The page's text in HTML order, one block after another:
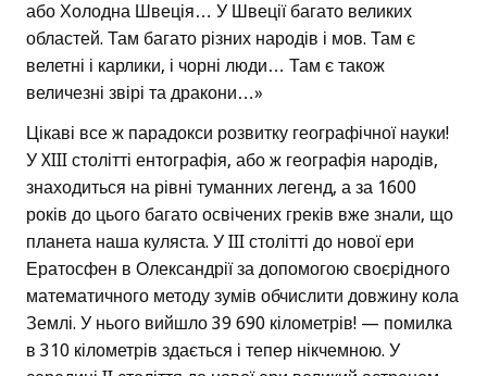
або Холодна Швеція… У Швеції багато великих
областей. Там багато різних народів і мов. Там є
велетні і карлики, і чорні люди… Там є також
величезні звірі та дракони…»
Цікаві все ж парадокси розвитку географічної науки!
У XIII столітті ентографія, або ж географія народів,
знаходиться на рівні туманних легенд, а за 1600
років до цього багато освічених греків вже знали, що
планета наша куляста. У III столітті до нової ери
Ератосфен в Олександрії за допомогою своєрідного
математичного методу зумів обчислити довжину кола
Землі. У нього вийшло 39 690 кілометрів! — помилка
в 310 кілометрів здається і тепер нікчемною. У